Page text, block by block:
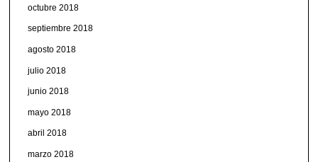
octubre 2018
septiembre 2018
agosto 2018
julio 2018
junio 2018
mayo 2018
abril 2018
marzo 2018